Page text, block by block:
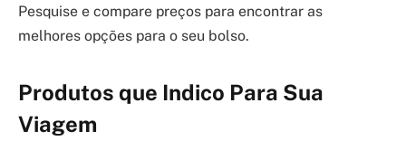
Pesquise e compare preços para encontrar as
melhores opções para o seu bolso.
Produtos que Indico Para Sua
Viagem